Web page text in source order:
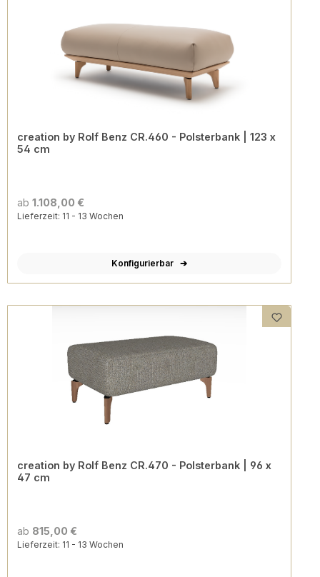
creation by Rolf Benz CR.460 - Polsterbank | 123 x
54 cm
ab 1.108,00 €
Lieferzeit: 11 - 13 Wochen
Konfigurierbar
creation by Rolf Benz CR.470 - Polsterbank | 96 x
47 cm
ab 815,00 €
Lieferzeit: 11 - 13 Wochen